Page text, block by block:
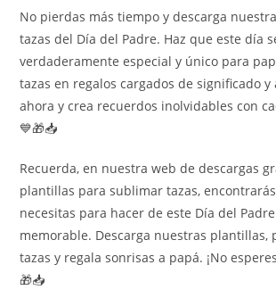
No pierdas más tiempo y descarga
tazas del Día del Padre. Haz que este día
verdaderamente especial y único para
tazas en regalos cargados de significado y
ahora y crea recuerdos inolvidables con
💙🎁📥
Recuerda, en nuestra web de descargas
plantillas para sublimar tazas,
necesitas para hacer de este Día del
memorable. Descarga nuestras plantillas,
tazas y regala sonrisas a papá. ¡No
🎁📥